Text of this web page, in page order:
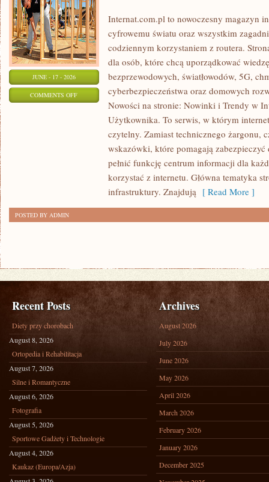
JUNE - 17 - 2026
COMMENTS OFFON
Internat.com.pl to nowoczesny magazyn
cyfrowemu światu oraz wszystkim
codziennym korzystaniem z routera.
dla osób, które chcą uporządkować
bezprzewodowych, światłowodów, 5G,
cyberbezpieczeństwa oraz domowych
Nowości na stronie: Nowinki i Trendy w
Użytkownika. To serwis, w którym
czytelny. Zamiast technicznego żargonu,
wskazówki, które pomagają
pełnić funkcję centrum informacji dla
korzystać z internetu. Główna tematyka
infrastruktury. Znajdują [ Read More ]
POSTED BY ADMIN
Recent Posts
Diety przy chorobach
August 8, 2026
Ortopedia i Rehabilitacja
August 7, 2026
Silne i Romantyczne
August 6, 2026
Fotografia
August 5, 2026
Sportowe Gadżety i Technologie
August 4, 2026
Kaukaz (Europa/Azja)
Archives
August 2026
July 2026
June 2026
May 2026
April 2026
March 2026
February 2026
January 2026
December 2025